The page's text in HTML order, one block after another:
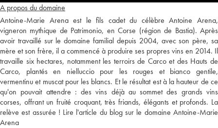
A propos du domaine
Antoine-Marie Arena est le fils cadet du célèbre Antoine Arena,
vigneron mythique de Patrimonio, en Corse (région de Bastia). Après
avoir travaillé sur le domaine familial depuis 2004, avec son père, sa
mère et son frère, il a commencé à produire ses propres vins en 2014. Il
travaille six hectares, notamment les terroirs de Carco et des Hauts de
Carco, plantés en nielluccio pour les rouges et bianco gentile,
vermentinu et muscat pour les blancs. Et le résultat est à la hauteur de ce
qu'on pouvait attendre : des vins déjà au sommet des grands vins
corses, offrant un fruité croquant, très friands, élégants et profonds. La
relève est assurée ! Lire l'article du blog sur le domaine Antoine-Marie
Arena